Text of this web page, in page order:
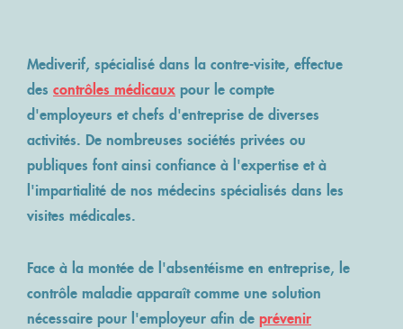
Lancer un contrôle
Mediverif, spécialisé dans la contre-visite, effectue
des contrôles médicaux pour le compte
d'employeurs et chefs d'entreprise de diverses
activités. De nombreuses sociétés privées ou
publiques font ainsi confiance à l'expertise et à
l'impartialité de nos médecins spécialisés dans les
visites médicales.
Face à la montée de l'absentéisme en entreprise, le
contrôle maladie apparaît comme une solution
nécessaire pour l'employeur afin de prévenir